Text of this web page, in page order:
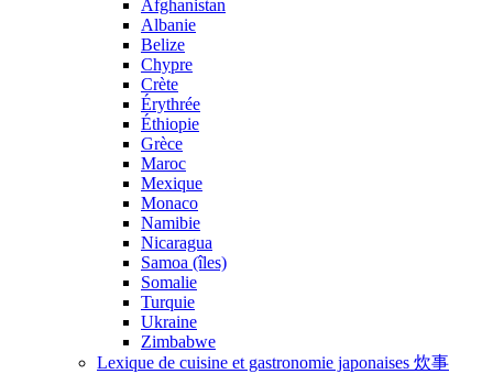
Afghanistan
Albanie
Belize
Chypre
Crète
Érythrée
Éthiopie
Grèce
Maroc
Mexique
Monaco
Namibie
Nicaragua
Samoa (îles)
Somalie
Turquie
Ukraine
Zimbabwe
Lexique de cuisine et gastronomie japonaises 炊事